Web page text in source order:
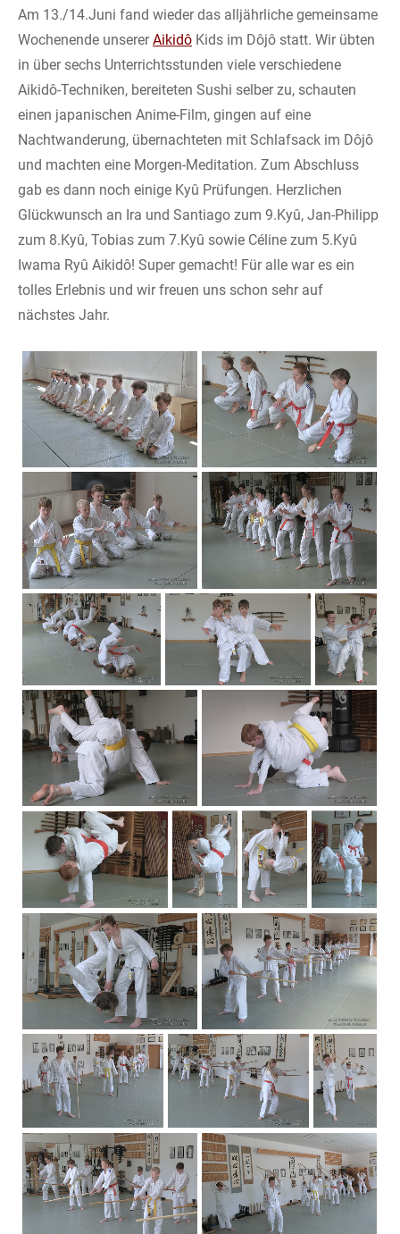
Am 13./14.Juni fand wieder das alljährliche gemeinsame
Wochenende unsererAikidô Kids im Dôjô statt. Wir übten
in über sechs Unterrichtsstunden viele verschiedene
Aikidô-Techniken, bereiteten Sushi selber zu, schauten
einen japanischen Anime-Film, gingen auf eine
Nachtwanderung, übernachteten mit Schlafsack im Dôjô
und machten eine Morgen-Meditation. Zum Abschluss
gab es dann noch einige Kyû Prüfungen. Herzlichen
Glückwunsch an Ira und Santiago zum 9.Kyû, Jan-Philipp
zum 8.Kyû, Tobias zum 7.Kyû sowie Céline zum 5.Kyû
Iwama Ryû Aikidô! Super gemacht! Für alle war es ein
tolles Erlebnis und wir freuen uns schon sehr auf
nächstes Jahr.